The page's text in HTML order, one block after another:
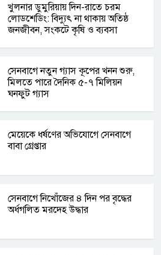
খুলনার ডুমুরিয়ায় দিন-রাতে চরম
লোডশেডিং: বিদ্যুৎ না থাকায় অতিষ্ঠ
জনজীবন, সংকটে কৃষি ও ব্যবসা
সেনবাগে নতুন গ্যাস কূপের খনন শুরু,
মিলতে পারে দৈনিক ৫-৭ মিলিয়ন
ঘনফুট গ্যাস
মেয়েকে ধর্ষণের অভিযোগে সেনবাগে
বাবা গ্রেপ্তার
সেনবাগে নিখোঁজের ৪ দিন পর বৃদ্ধের
অর্ধগলিত মরদেহ উদ্ধার